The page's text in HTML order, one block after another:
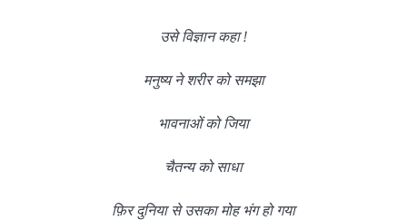
उसे विज्ञान कहा !
मनुष्य ने शरीर को समझा
भावनाओं को जिया
चैतन्य को साधा
फ़िर दुनिया से उसका मोह भंग हो गया